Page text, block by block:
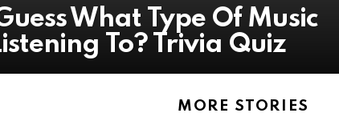
What Type Of Music
To? Trivia Quiz
MORE STORIES